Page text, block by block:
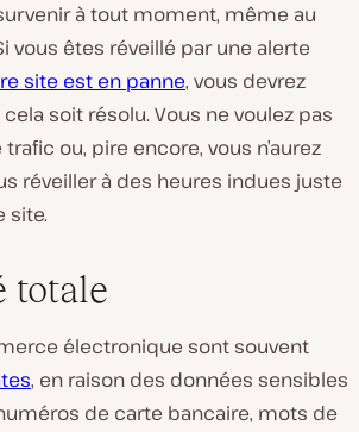
à tout moment, même au
vous êtes réveillé par une alerte
site est en panne, vous devrez
soit résolu. Vous ne voulez pas
ou, pire encore, vous n’aurez
réveiller à des heures indues juste
site.
totale
électronique sont souvent
, en raison des données sensibles
de carte bancaire, mots de